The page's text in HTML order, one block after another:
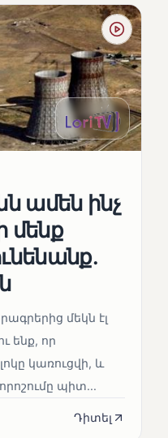
ամեն ինչ
մենք
մեկն էլ
ենք, որ
կառուցվի, և
պիտ...
Դիտել